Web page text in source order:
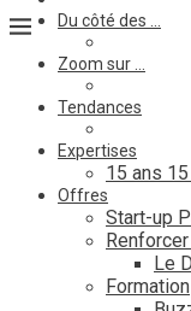
Du côté des …
Zoom sur …
Tendances
Expertises
15 ans
Offres
Start-up
Le
Formation